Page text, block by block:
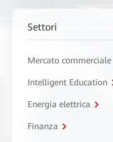
Settori
Mercato commerciale
Intelligent Education
Energia elettrica
Finanza